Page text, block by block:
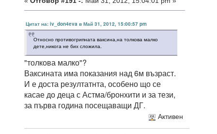
Цитат на: iv_don4eva в Май 31, 2012, 15:00:57 pm
Относно противогрипната ваксина,на толкова малко
дете,никога не бих сложила.
"толкова малко"?
Ваксината има показания над 6м възраст.
И е доста резултатнта, особено що се
касае до деца с Астма/бронхити и за тези,
за първа година посещаващи ДГ.
Активен